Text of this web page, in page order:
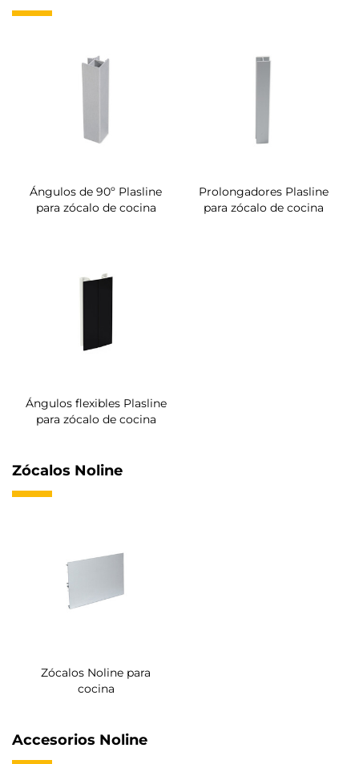
Ángulos de 90º Plasline
para zócalo de cocina
Prolongadores Plasline
para zócalo de cocina
Ángulos flexibles Plasline
para zócalo de cocina
Zócalos Noline
Zócalos Noline para
cocina
Accesorios Noline